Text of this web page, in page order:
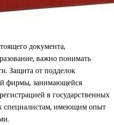
документа,
важно понимать
Защита от подделок
фирмы, занимающейся
в государственных
специалистам, имеющим опыт